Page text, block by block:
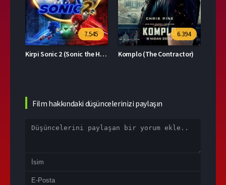
7.545
Kirpi Sonic 2 (Sonic the Hedgehog 2)
6.394
Komplo (The Contractor)
Film hakkındaki düşüncelerinizi paylaşın